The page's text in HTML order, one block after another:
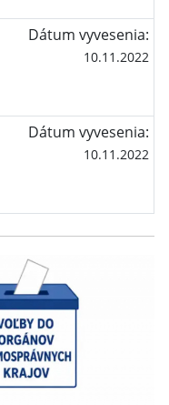
Dátum vyvesenia:
10.11.2022
Dátum vyvesenia:
10.11.2022